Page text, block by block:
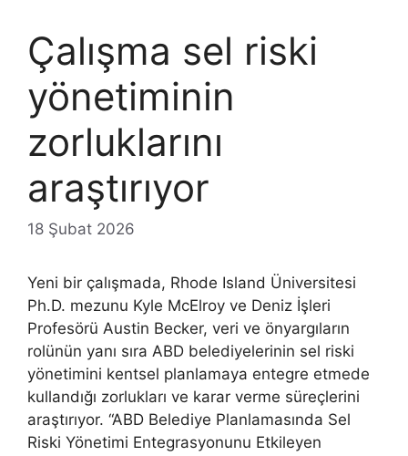
Çalışma sel riski
yönetiminin
zorluklarını
araştırıyor
18 Şubat 2026
Yeni bir çalışmada, Rhode Island Üniversitesi
Ph.D. mezunu Kyle McElroy ve Deniz İşleri
Profesörü Austin Becker, veri ve önyargıların
rolünün yanı sıra ABD belediyelerinin sel riski
yönetimini kentsel planlamaya entegre etmede
kullandığı zorlukları ve karar verme süreçlerini
araştırıyor. “ABD Belediye Planlamasında Sel
Riski Yönetimi Entegrasyonunu Etkileyen